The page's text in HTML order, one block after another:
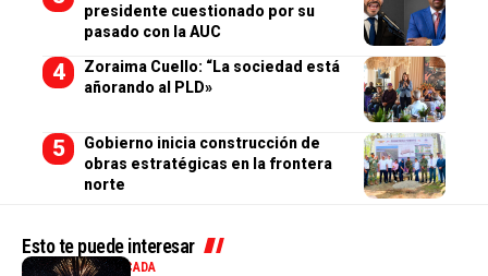
presidente cuestionado por su
pasado con la AUC
Zoraima Cuello: “La sociedad está
añorando al PLD»
Gobierno inicia construcción de
obras estratégicas en la frontera
norte
Esto te puede interesar
DEPORTESDESTACADA